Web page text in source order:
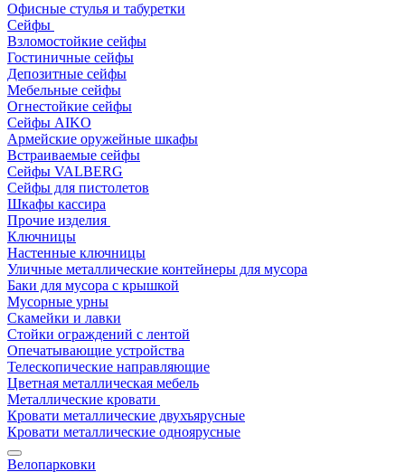
Офисные стулья и табуретки
Сейфы
Взломостойкие сейфы
Гостиничные сейфы
Депозитные сейфы
Мебельные сейфы
Огнестойкие сейфы
Сейфы AIKO
Армейские оружейные шкафы
Встраиваемые сейфы
Сейфы VALBERG
Сейфы для пистолетов
Шкафы кассира
Прочие изделия
Ключницы
Настенные ключницы
Уличные металлические контейнеры для мусора
Баки для мусора с крышкой
Мусорные урны
Скамейки и лавки
Стойки ограждений с лентой
Опечатывающие устройства
Телескопические направляющие
Цветная металлическая мебель
Металлические кровати
Кровати металлические двухъярусные
Кровати металлические одноярусные
Велопарковки